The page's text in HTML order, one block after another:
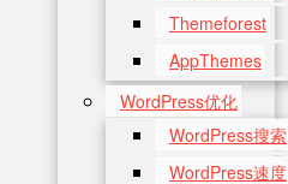
Themeforest
AppThemes
WordPress优化
WordPress搜索
WordPress速度